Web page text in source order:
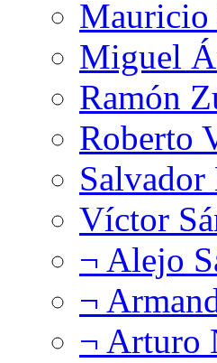
Mauricio
Miguel
Ramón
Roberto
Víctor
¬ Alejo
¬
¬ Arturo